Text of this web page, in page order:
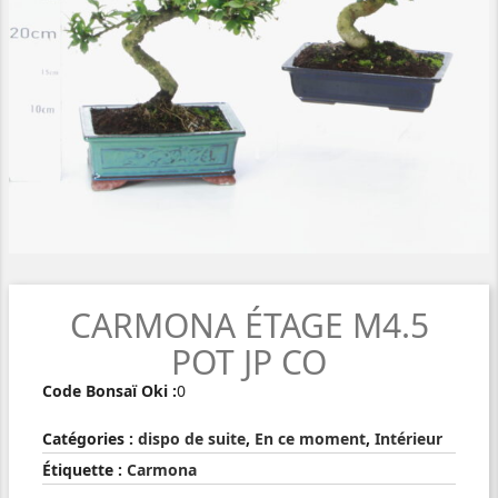
CARMONA ÉTAGE M4.5
POT JP CO
Code Bonsaï Oki :0
Catégories : dispo de suite, En ce moment, Intérieur
Étiquette : Carmona